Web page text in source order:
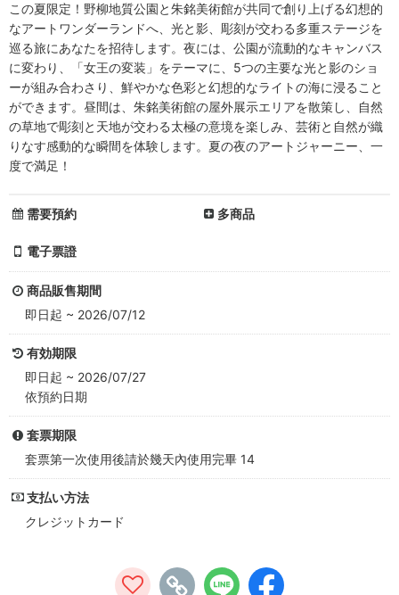
美
術
館
入
場
券
-
朱
銘
美
術
館
チ
ケ
ッ
この夏限定！野柳地質公園と朱銘美術館が共同で創り上げる幻想的
なアートワンダーランドへ、光と影、彫刻が交わる多重ステージを
巡る旅にあなたを招待します。夜には、公園が流動的なキャンバス
に変わり、「女王の変装」をテーマに、5つの主要な光と影のショ
ーが組み合わさり、鮮やかな色彩と幻想的なライトの海に浸ること
ができます。昼間は、朱銘美術館の屋外展示エリアを散策し、自然
の草地で彫刻と天地が交わる太極の意境を楽しみ、芸術と自然が織
りなす感動的な瞬間を体験します。夏の夜のアートジャーニー、一
度で満足！
需要預約 多商品
電子票證
商品販售期間
即日起 ~ 2026/07/12
有効期限
即日起 ~ 2026/07/27
依預約日期
套票期限
套票第一次使用後請於幾天內使用完畢 14
支払い方法
クレジットカード